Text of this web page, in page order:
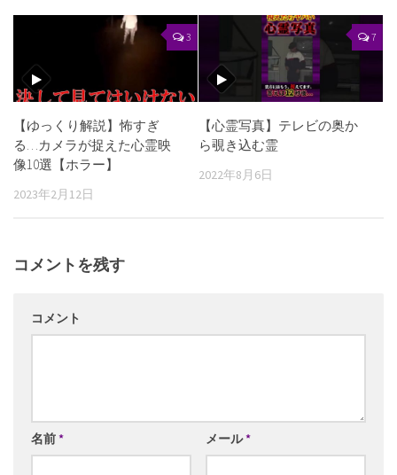
3
【ゆっくり解説】怖すぎ
る…カメラが捉えた心霊映
像10選【ホラー】
2023年2月12日
7
【心霊写真】テレビの奥か
ら覗き込む霊
2022年8月6日
コメントを残す
コメント
名前* メール*